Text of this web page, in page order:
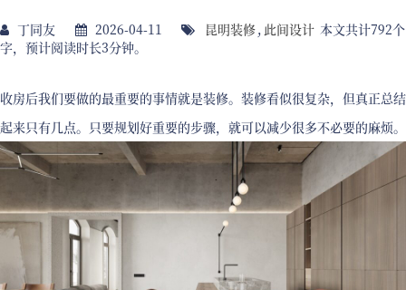
丁同友 2026-04-11 昆明装修, 此间设计 本文共计792个
字，预计阅读时长3分钟。
收房后我们要做的最重要的事情就是装修。装修看似很复杂，但真正总结
起来只有几点。只要规划好重要的步骤，就可以减少很多不必要的麻烦。